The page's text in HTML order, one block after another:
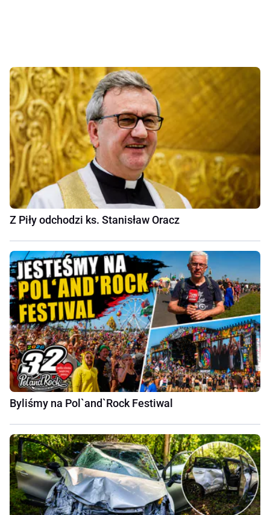
Z Piły odchodzi ks. Stanisław Oracz
Byliśmy na Pol`and`Rock Festiwal